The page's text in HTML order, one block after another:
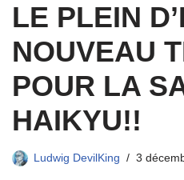
LE PLEIN
NOUVEAU
POUR LA
HAIKYU!!
Ludwig DevilKing 3